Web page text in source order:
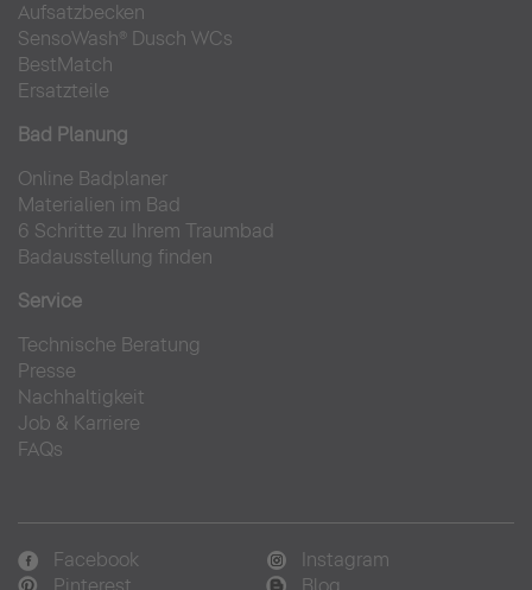
Aufsatzbecken
SensoWash® Dusch WCs
BestMatch
Ersatzteile
Bad Planung
Online Badplaner
Materialien im Bad
6 Schritte zu Ihrem Traumbad
Badausstellung finden
Service
Technische Beratung
Presse
Nachhaltigkeit
Job & Karriere
FAQs
Facebook
Instagram